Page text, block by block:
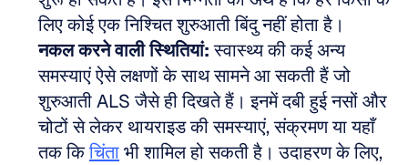
लिए कोई एक निश्चित शुरुआती बिंदु नहीं होता है।
नकल करने वाली स्थितियां: स्वास्थ्य की कई अन्य
समस्याएं ऐसे लक्षणों के साथ सामने आ सकती हैं जो
शुरुआती ALS जैसे ही दिखते हैं। इनमें दबी हुई नसों और
चोटों से लेकर थायराइड की समस्याएं, संक्रमण या यहाँ
तक कि चिंता भी शामिल हो सकती है। उदाहरण के लिए,